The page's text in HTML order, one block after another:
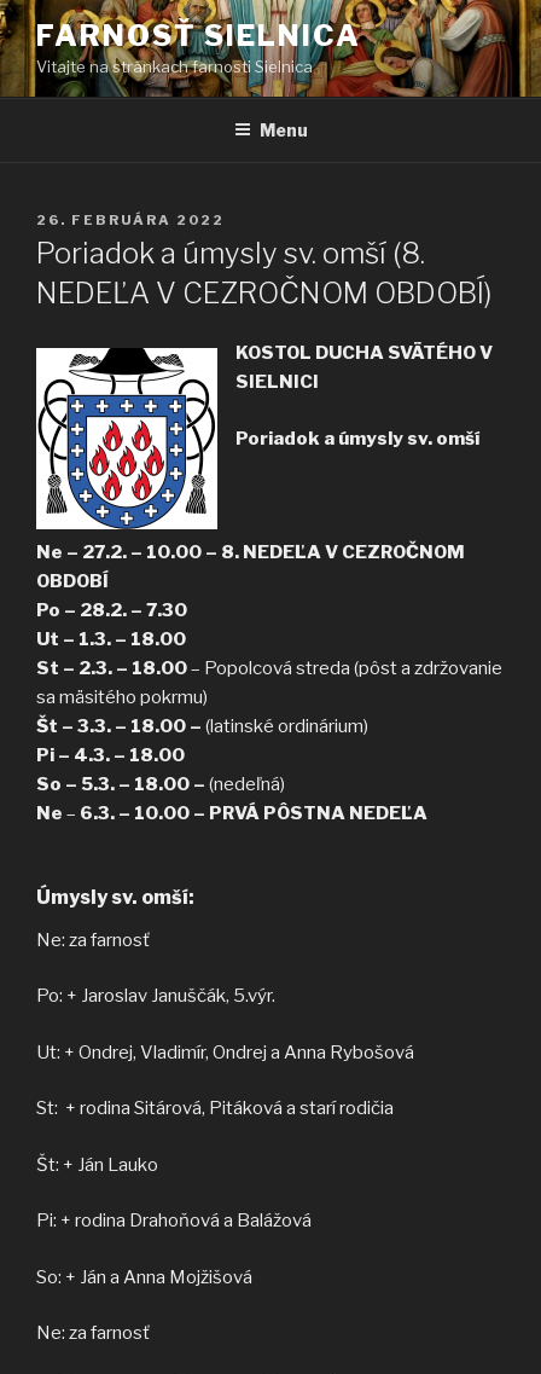
Prejsť
na
obsah
FARNOSŤ SIELNICA
Vitajte na stránkach farnosti Sielnica
Menu
PUBLIKOVANÉ
26. FEBRUÁRA 2022
Poriadok a úmysly sv. omší (8.
NEDEĽA V CEZROČNOM OBDOBÍ)
KOSTOL DUCHA SVÄTÉHO V
SIELNICI
Poriadok a úmysly sv. omší
Ne – 27.2. – 10.00 – 8. NEDEĽA V CEZROČNOM
OBDOBÍ
Po – 28.2. – 7.30
Ut – 1.3. – 18.00
St – 2.3. – 18.00– Popolcová streda (pôst a zdržovanie
sa mäsitého pokrmu)
Št – 3.3. – 18.00 – (latinské ordinárium)
Pi – 4.3. – 18.00
So – 5.3. – 18.00 – (nedeľná)
Ne – 6.3. – 10.00 – PRVÁ PÔSTNA NEDEĽA
Úmysly sv. omší:
Ne: za farnosť
Po: + Jaroslav Januščák, 5.výr.
Ut: + Ondrej, Vladimír, Ondrej a Anna Rybošová
St: + rodina Sitárová, Pitáková a starí rodičia
Št: + Ján Lauko
Pi: + rodina Drahoňová a Balážová
So: + Ján a Anna Mojžišová
Ne: za farnosť